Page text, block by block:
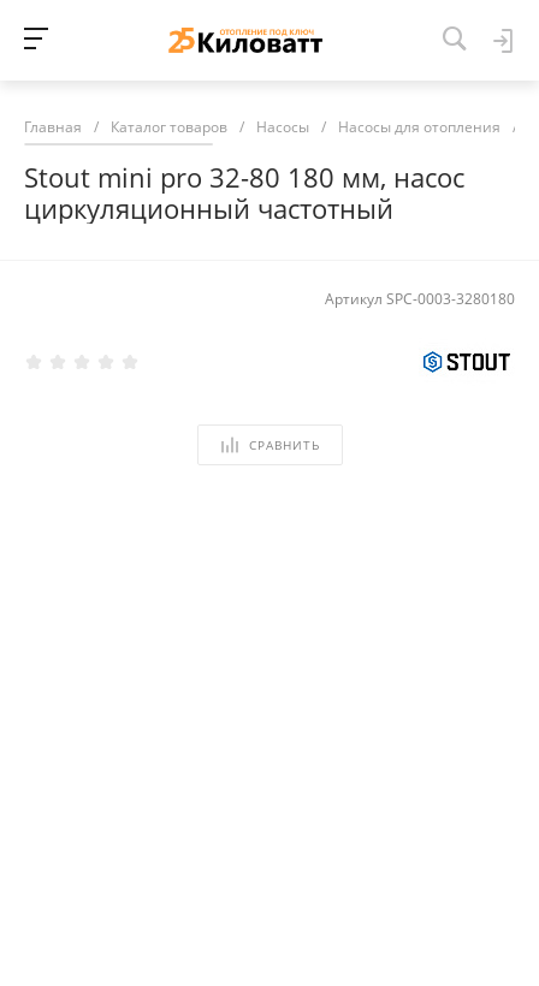
Главная / Каталог товаров / Насосы / Насосы для отопления /
Stout mini pro 32-80 180 мм, насос
циркуляционный частотный
Артикул SPC-0003-3280180
СРАВНИТЬ